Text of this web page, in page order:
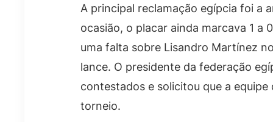
A principal reclamação egípcia foi a
ocasião, o placar ainda marcava 1 a
uma falta sobre Lisandro Martínez
lance. O presidente da federação
contestados e solicitou que a
torneio.